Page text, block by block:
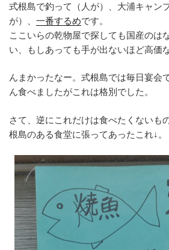
式根島で釣って（人が）、大浦キャン
が）、 一番するめです。
ここいらの乾物屋で探しても国産のは
い、もしあっても手が出ないほど高価
んまかったなー。式根島では毎日宴会
ん食べましたがこれは格別でした。
さて、逆にこれだけは食べたくない
根島のある食堂に張ってあったこれ↓。